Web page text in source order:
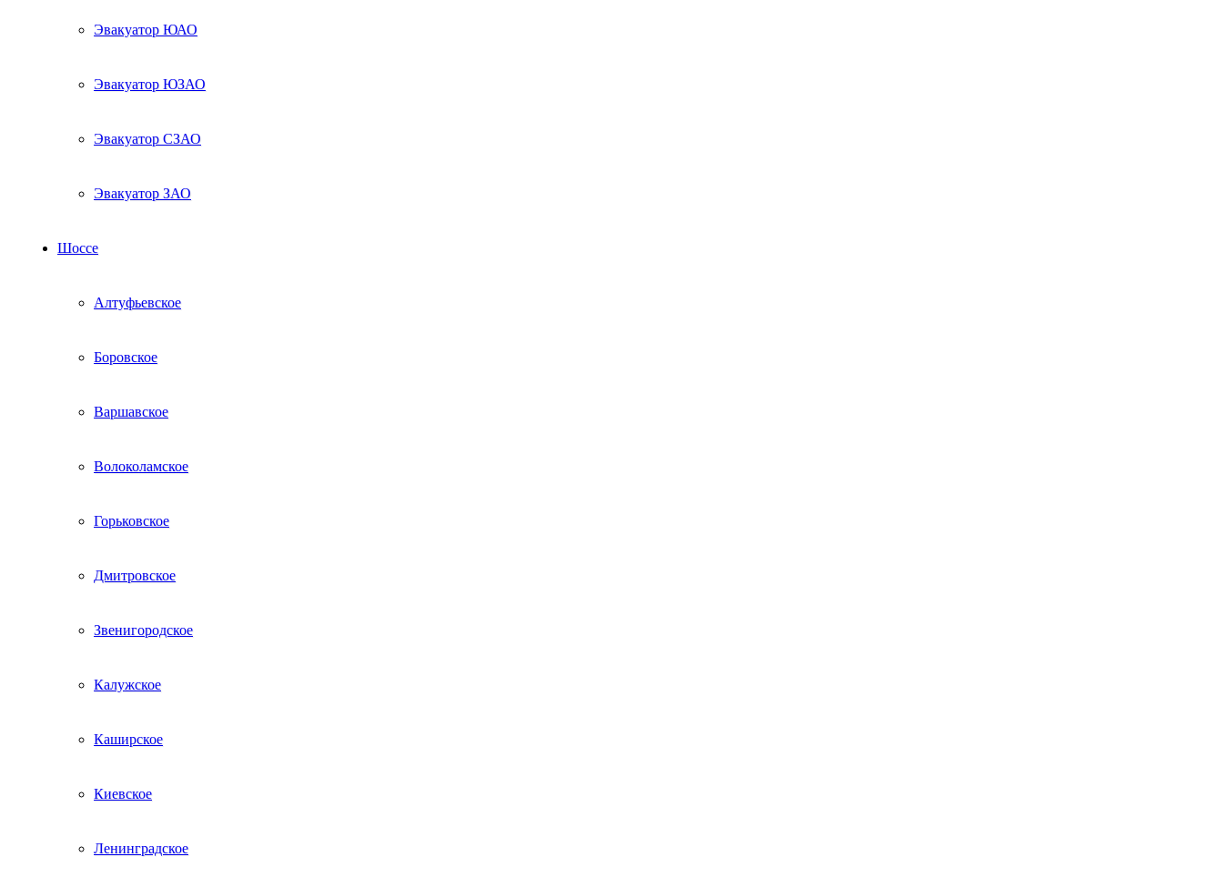
Эвакуатор ЮАО
Эвакуатор ЮЗАО
Эвакуатор СЗАО
Эвакуатор ЗАО
Шоссе
Алтуфьевское
Боровское
Варшавское
Волоколамское
Горьковское
Дмитровское
Звенигородское
Калужское
Каширское
Киевское
Ленинградское